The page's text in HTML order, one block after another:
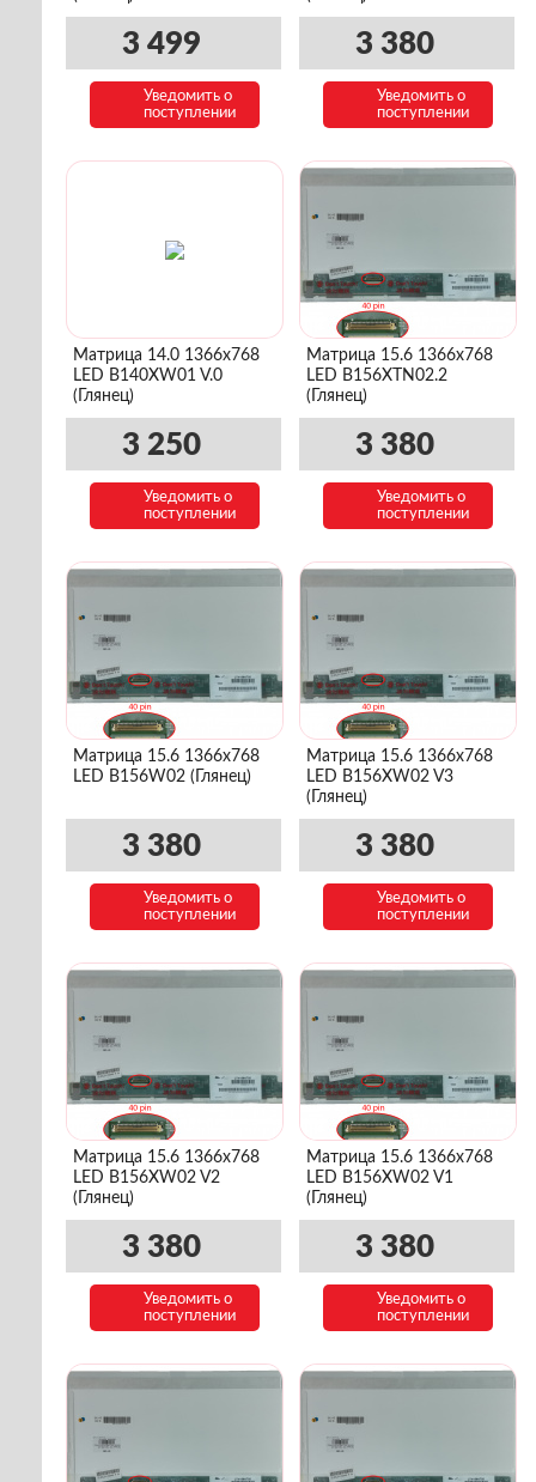
3 499
Уведомить о
поступлении
3 380
Уведомить о
поступлении
Матрица 14.0 1366x768
LED B140XW01 V.0
(Глянец)
3 250
Уведомить о
поступлении
Матрица 15.6 1366x768
LED B156XTN02.2
(Глянец)
3 380
Уведомить о
поступлении
Матрица 15.6 1366x768
LED B156W02 (Глянец)
3 380
Уведомить о
поступлении
Матрица 15.6 1366x768
LED B156XW02 V3
(Глянец)
3 380
Уведомить о
поступлении
Матрица 15.6 1366x768
LED B156XW02 V2
(Глянец)
3 380
Уведомить о
поступлении
Матрица 15.6 1366x768
LED B156XW02 V1
(Глянец)
3 380
Уведомить о
поступлении